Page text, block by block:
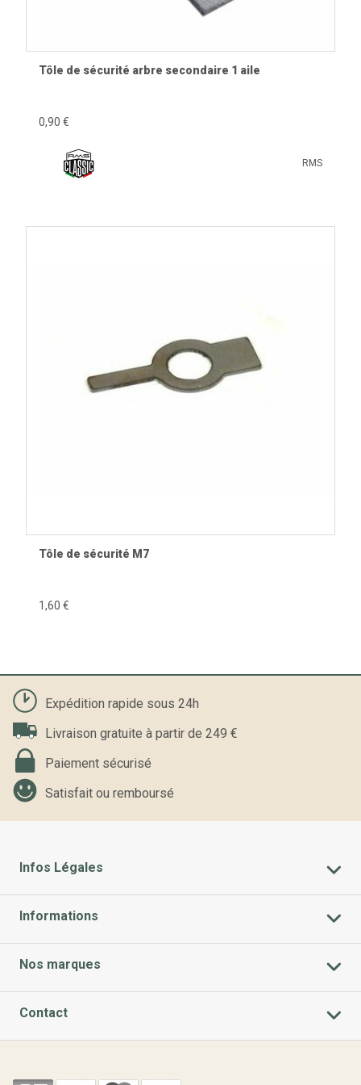
Tôle de sécurité arbre secondaire 1 aile
0,90 €
RMS
Tôle de sécurité M7
1,60 €
Expédition rapide sous 24h
Livraison gratuite à partir de 249 €
Paiement sécurisé
Satisfait ou remboursé
Infos Légales
Informations
Nos marques
Contact